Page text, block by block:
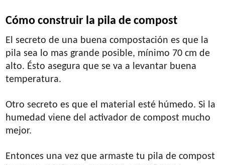
Cómo construir la pila de compost
El secreto de una buena compostación es que la
pila sea lo mas grande posible, mínimo 70 cm de
alto. Ésto asegura que se va a levantar buena
temperatura.
Otro secreto es que el material esté húmedo. Si la
humedad viene del activador de compost mucho
mejor.
Entonces una vez que armaste tu pila de compost